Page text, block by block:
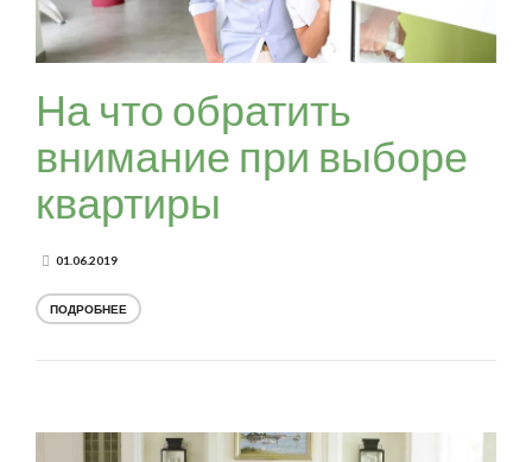
На что обратить
внимание при выборе
квартиры
01.06.2019
ПОДРОБНЕЕ